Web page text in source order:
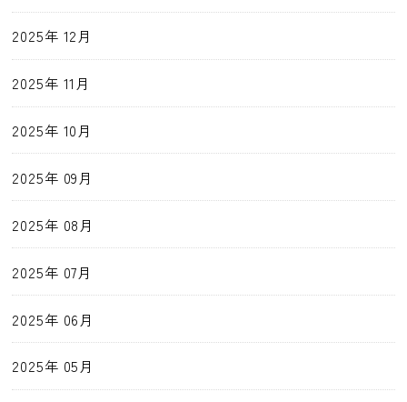
2025年 12月
2025年 11月
2025年 10月
2025年 09月
2025年 08月
2025年 07月
2025年 06月
2025年 05月